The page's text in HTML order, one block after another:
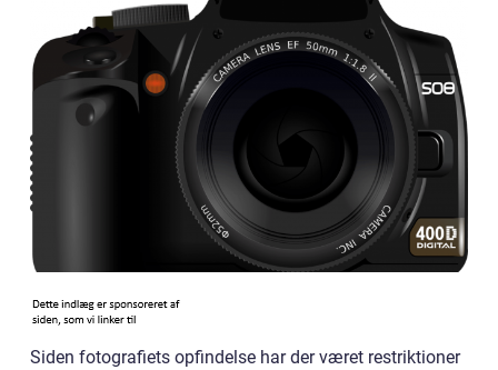
Siden fotografiets opfindelse har der været restriktioner